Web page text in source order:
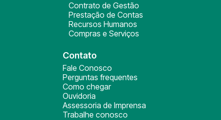
Contrato de Gestão
Prestação de Contas
Recursos Humanos
Compras e Serviços
Contato
Fale Conosco
Perguntas frequentes
Como chegar
Ouvidoria
Assessoria de Imprensa
Trabalhe conosco